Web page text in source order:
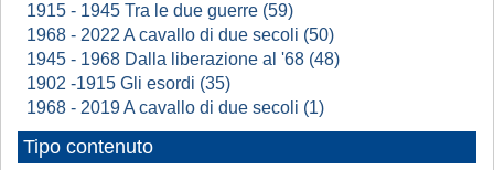
1915 - 1945 Tra le due guerre (59)
1968 - 2022 A cavallo di due secoli (50)
1945 - 1968 Dalla liberazione al '68 (48)
1902 -1915 Gli esordi (35)
1968 - 2019 A cavallo di due secoli (1)
Tipo contenuto